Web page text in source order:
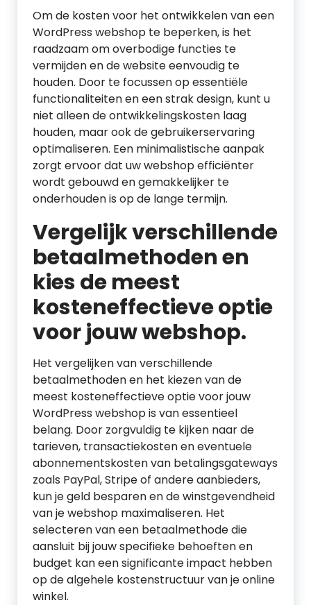
Om de kosten voor het ontwikkelen van een
WordPress webshop te beperken, is het
raadzaam om overbodige functies te
vermijden en de website eenvoudig te
houden. Door te focussen op essentiële
functionaliteiten en een strak design, kunt u
niet alleen de ontwikkelingskosten laag
houden, maar ook de gebruikerservaring
optimaliseren. Een minimalistische aanpak
zorgt ervoor dat uw webshop efficiënter
wordt gebouwd en gemakkelijker te
onderhouden is op de lange termijn.
Vergelijk verschillende
betaalmethoden en
kies de meest
kosteneffectieve optie
voor jouw webshop.
Het vergelijken van verschillende
betaalmethoden en het kiezen van de
meest kosteneffectieve optie voor jouw
WordPress webshop is van essentieel
belang. Door zorgvuldig te kijken naar de
tarieven, transactiekosten en eventuele
abonnementskosten van betalingsgateways
zoals PayPal, Stripe of andere aanbieders,
kun je geld besparen en de winstgevendheid
van je webshop maximaliseren. Het
selecteren van een betaalmethode die
aansluit bij jouw specifieke behoeften en
budget kan een significante impact hebben
op de algehele kostenstructuur van je online
winkel.